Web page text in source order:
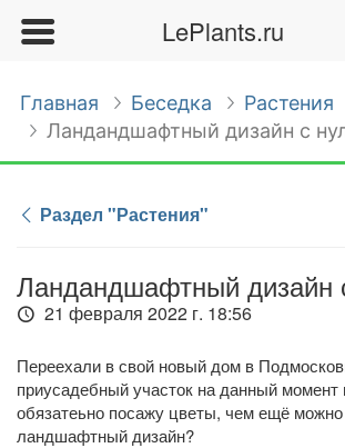
LePlants.ru
Главная Беседка
Растения
Ландандшафтный дизайн с
Раздел "Растения"
Ландандшафтный дизайн
21 февраля 2022 г. 18:56
Переехали в свой новый дом в
приусадебный участок на данный момент
обязатеьно посажу цветы, чем ещё можно
ландшафтный дизайн?